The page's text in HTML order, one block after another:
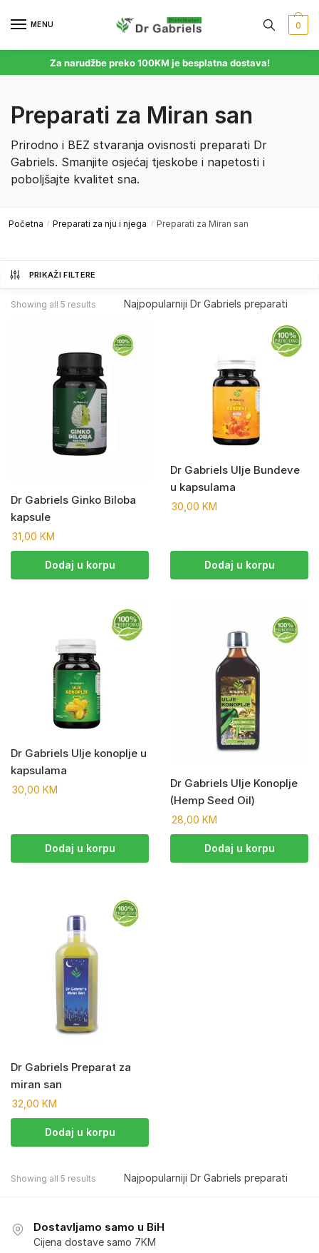
MENU 0
Za narudžbe preko 100KM je besplatna dostava!
Preparati za Miran san
Prirodno i BEZ stvaranja ovisnosti preparati Dr
Gabriels. Smanjite osjećaj tjeskobe i napetosti i
poboljšajte kvalitet sna.
Početna / Preparati za nju i njega / Preparati za Miran san
PRIKAŽI FILTERE
Showing all 5 results
Dr Gabriels Ginko Biloba
kapsule
31,00 KM
Dodaj u korpu
Dr Gabriels Ulje Bundeve
u kapsulama
30,00 KM
Dodaj u korpu
Dr Gabriels Ulje konoplje u
kapsulama
30,00 KM
Dodaj u korpu
Dr Gabriels Ulje Konoplje
(Hemp Seed Oil)
28,00 KM
Dodaj u korpu
Dr Gabriels Preparat za
miran san
32,00 KM
Dodaj u korpu
Showing all 5 results
Dostavljamo samo u BiH
Cijena dostave samo 7KM